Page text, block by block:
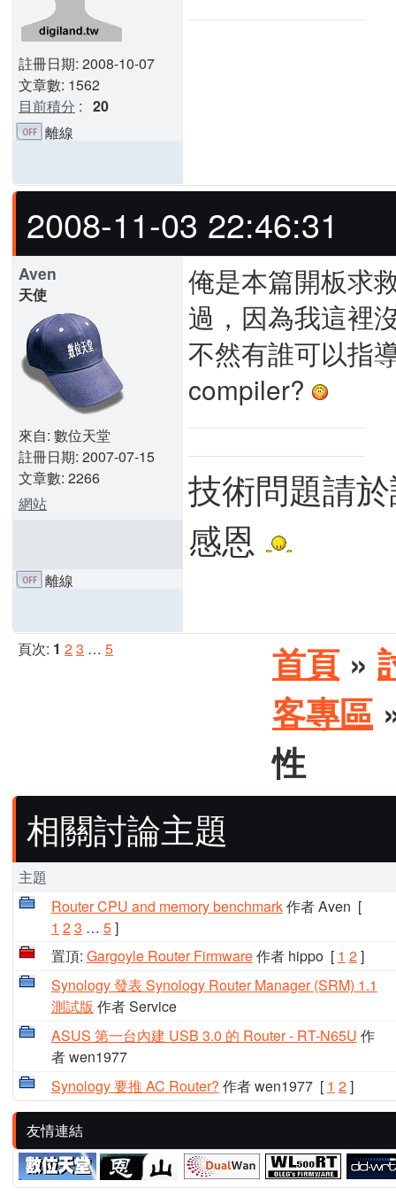
註冊日期: 2008-10-07
文章數: 1562
目前積分 : 20
離線
2008-11-03 22:46:31
Aven
天使
來自: 數位天堂
註冊日期: 2007-07-15
文章數: 2266
網站
俺是本篇開板求
過，因為我這裡
不然有誰可以指
compiler?
技術問題請
感恩
離線
頁次: 1 23 … 5 首頁 »
客專區
性
相關討論主題
主題
Router CPU and memory benchmark作者 Aven [
1 23 … 5]
置頂: Gargoyle Router Firmware作者 hippo[ 1 2]
Synology 發表 Synology Router Manager (SRM) 1.1
測試版 作者 Service
ASUS 第一台內建 USB 3.0 的 Router - RT-N65U 作
者 wen1977
Synology 要推 AC Router? 作者 wen1977[ 1 2]
友情連結